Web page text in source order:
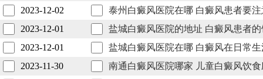
2023-12-02
泰州白癜风医院在哪 白癜风患者要
2023-12-01
盐城白癜风医院的地址 白癜风患者
2023-12-01
盐城白癜风医院在哪 白癜风在日常
2023-11-30
南通白癜风医院哪家 儿童白癜风饮